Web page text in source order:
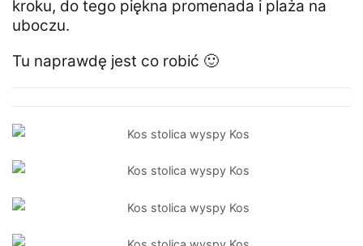
kroku, do tego piękna promenada i plaża na
uboczu.
Tu naprawdę jest co robić 🙂